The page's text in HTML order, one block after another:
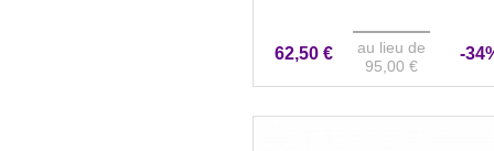
62,50 €
au lieu de
95,00 €
-